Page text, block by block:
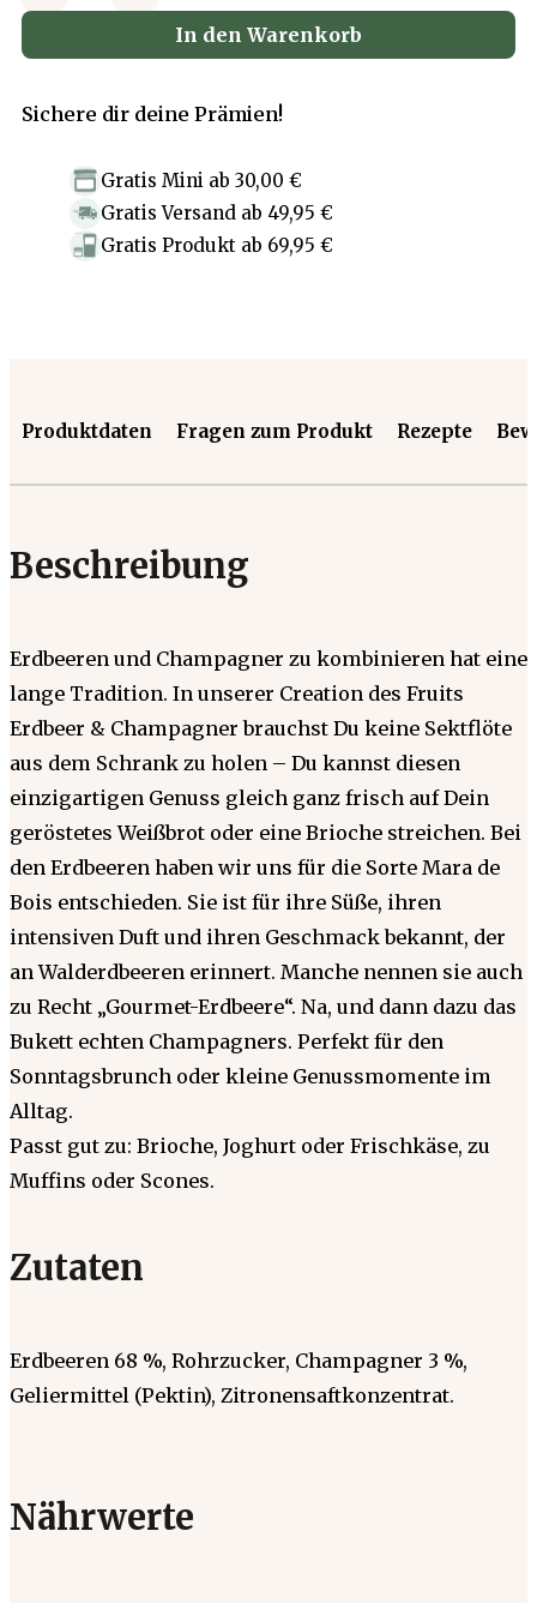
In den Warenkorb
Sichere dir deine Prämien!
Gratis Mini ab 30,00 €
Gratis Versand ab 49,95 €
Gratis Produkt ab 69,95 €
Produktdaten Fragen zum Produkt Rezepte
Beschreibung
Erdbeeren und Champagner zu kombinieren hat eine
lange Tradition. In unserer Creation des Fruits
Erdbeer & Champagner brauchst Du keine Sektflöte
aus dem Schrank zu holen – Du kannst diesen
einzigartigen Genuss gleich ganz frisch auf Dein
geröstetes Weißbrot oder eine Brioche streichen. Bei
den Erdbeeren haben wir uns für die Sorte Mara de
Bois entschieden. Sie ist für ihre Süße, ihren
intensiven Duft und ihren Geschmack bekannt, der
an Walderdbeeren erinnert. Manche nennen sie auch
zu Recht „Gourmet-Erdbeere“. Na, und dann dazu das
Bukett echten Champagners. Perfekt für den
Sonntagsbrunch oder kleine Genussmomente im
Alltag.
Passt gut zu: Brioche, Joghurt oder Frischkäse, zu
Muffins oder Scones.
Zutaten
Erdbeeren 68 %, Rohrzucker, Champagner 3 %,
Geliermittel (Pektin), Zitronensaftkonzentrat.
Nährwerte